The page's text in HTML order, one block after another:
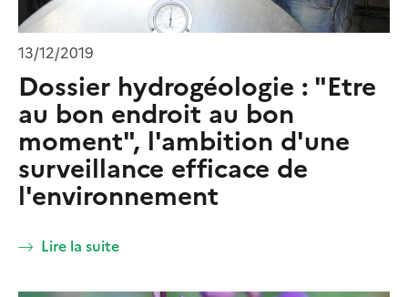
13/12/2019
Dossier hydrogéologie : "Etre
au bon endroit au bon
moment", l'ambition d'une
surveillance efficace de
l'environnement
Lire la suite